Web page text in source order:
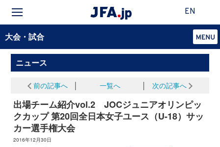
EN
大会・試合
ニュース
前の記事へ 一覧へ 次の記事へ
出場チーム紹介vol.2 JOCジュニアオリンピッ
クカップ 第20回全日本女子ユース（U-18）サッ
カー選手権大会
2016年12月30日